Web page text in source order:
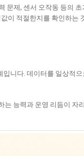
문제, 센서 오작동 등의
이 적절한지를 확인하는
니다. 데이터를 일상적
능력과 운영 리듬이 자